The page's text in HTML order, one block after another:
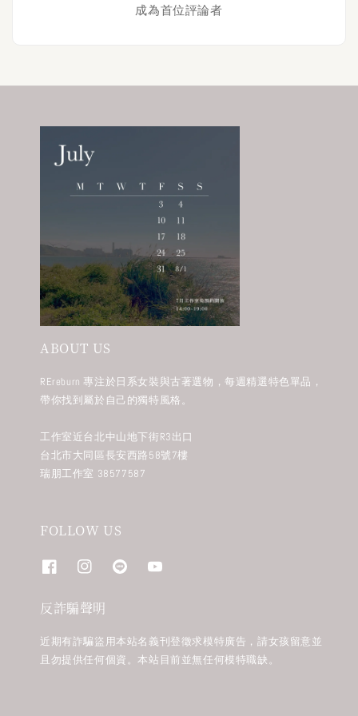
成為首位評論者
ABOUT US
REreburn 專注於日系女裝與古著選物，每週精選特色單品，
帶你找到屬於自己的獨特風格。
工作室近台北中山地下街R3出口
台北市大同區長安西路58號7樓
瑞朋工作室 38577587
FOLLOW US
反詐騙聲明
近期有詐騙盜用本站名義刊登徵求模特廣告，請女孩留意並
且勿提供任何個資。本站目前並無任何模特職缺。